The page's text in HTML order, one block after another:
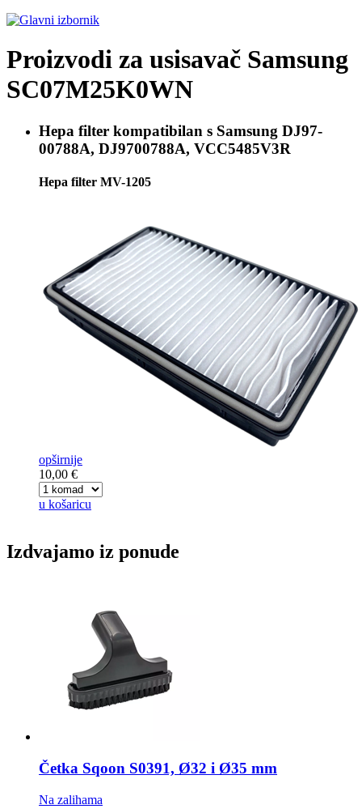
Proizvodi za usisavač Samsung
SC07M25K0WN
Hepa filter kompatibilan s Samsung DJ97-
00788A, DJ9700788A, VCC5485V3R
Hepa filter MV-1205
opširnije
10,00 €
u košaricu
Izdvajamo iz ponude
Četka Sqoon S0391, Ø32 i Ø35 mm
Na zalihama